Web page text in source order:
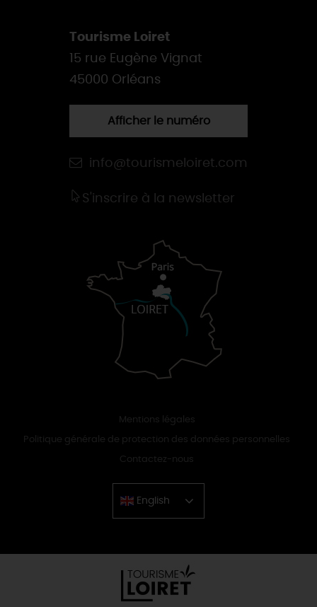
Tourisme Loiret
15 rue Eugène Vignat
45000 Orléans
Afficher le numéro
info@tourismeloiret.com
S'inscrire à la newsletter
Mentions légales
Politique générale de protection des données personnelles
Contactez-nous
English
Chinese